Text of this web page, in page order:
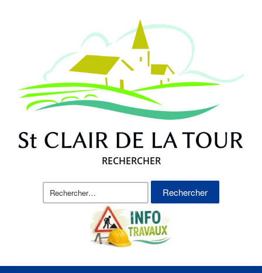
RECHERCHER
Rechercher :